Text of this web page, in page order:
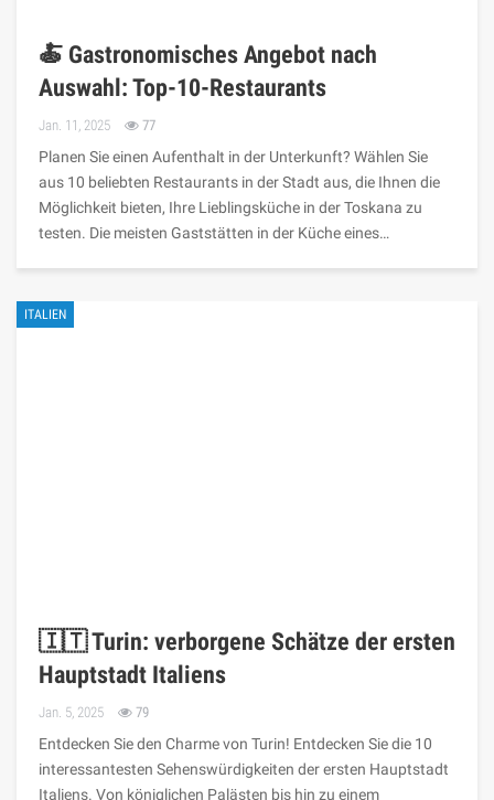
🍝 Gastronomisches Angebot nach
Auswahl: Top-10-Restaurants
Jan. 11, 2025 77
Planen Sie einen Aufenthalt in der Unterkunft? Wählen Sie
aus 10 beliebten Restaurants in der Stadt aus, die Ihnen die
Möglichkeit bieten, Ihre Lieblingsküche in der Toskana zu
testen. Die meisten Gaststätten in der Küche eines…
ITALIEN
🇮🇹 Turin: verborgene Schätze der ersten
Hauptstadt Italiens
Jan. 5, 2025 79
Entdecken Sie den Charme von Turin! Entdecken Sie die 10
interessantesten Sehenswürdigkeiten der ersten Hauptstadt
Italiens. Von königlichen Palästen bis hin zu einem